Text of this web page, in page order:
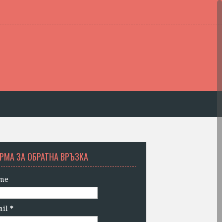
ЗА ОБРАТНА ВРЪЗКА
*